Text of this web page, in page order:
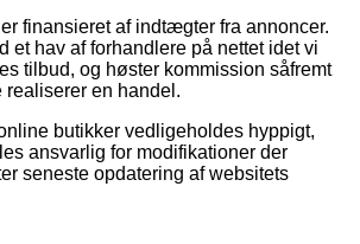
finansieret af indtægter fra annoncer.
et hav af forhandlere på nettet idet vi
tilbud, og høster kommission såfremt
realiserer en handel.
butikker vedligeholdes hyppigt,
ansvarlig for modifikationer der
seneste opdatering af websitets